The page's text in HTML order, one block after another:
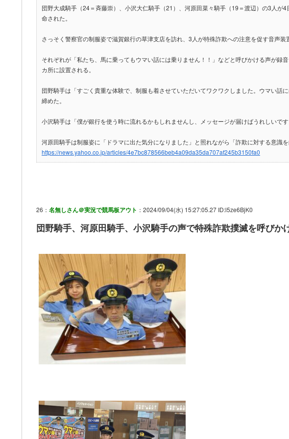
団野大成騎手（24＝斉藤崇）、小沢大仁騎手（21）、河原田菜々騎手（19＝渡辺）の3人が
命された。
さっそく警察官の制服姿で滋賀銀行の草津支店を訪れ、3人が特殊詐欺への注意を促す音声装
それぞれが「私たち、馬に乗ってもウマい話には乗りません！！」などと呼びかける声が録
カ所に設置される。
団野騎手は「すごく貴重な体験で、制服も着させていただいてワクワクしました。ウマい話
締めた。
小沢騎手は「僕が銀行を使う時に流れるかもしれませんし、メッセージが届けばうれしいです
河原田騎手は制服姿に「ドラマに出た気分になりました」と照れながら「詐欺に対する意識
https://news.yahoo.co.jp/articles/4e7bc878566beb4a09da35da707af245b3150fa0
26： 名無しさん＠実況で競馬板アウト ：2024/09/04(水) 15:27:05.27 ID:l5ze6BjK0
団野騎手、河原田騎手、小沢騎手の声で特殊詐欺撲滅を呼びか